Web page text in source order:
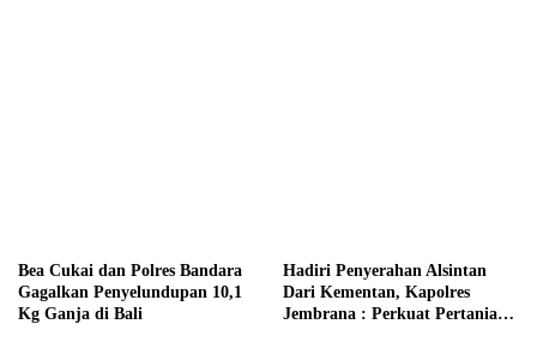
Bea Cukai dan Polres Bandara
Gagalkan Penyelundupan 10,1
Kg Ganja di Bali
Hadiri Penyerahan Alsintan
Dari Kementan, Kapolres
Jembrana : Perkuat Pertanian